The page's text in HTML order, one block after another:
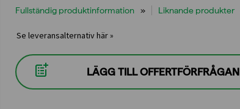
Fullständig produktinformation Liknande produkter
Se leveransalternativ här »
LÄGG TILL OFFERTFÖRFRÅGAN